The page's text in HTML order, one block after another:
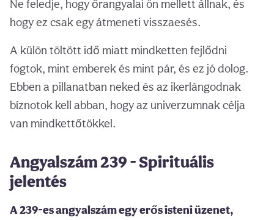
Ne feledje, hogy őrangyalai ön mellett állnak, és
hogy ez csak egy átmeneti visszaesés.
A külön töltött idő miatt mindketten fejlődni
fogtok, mint emberek és mint pár, és ez jó dolog.
Ebben a pillanatban neked és az ikerlángodnak
bíznotok kell abban, hogy az univerzumnak célja
van mindkettőtökkel.
Angyalszám 239 - Spirituális
jelentés
A 239-es angyalszám egy erős isteni üzenet,